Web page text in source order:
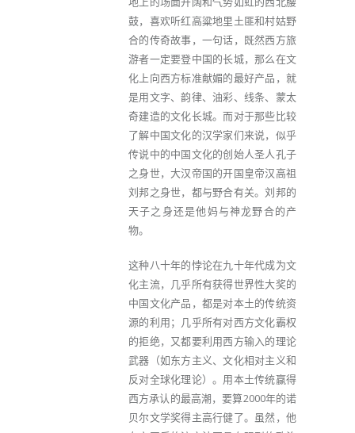
鼓，喜欢听红高粱地里土匪和村姑野
合的传奇故事，一句话，既然西方旅
游者一定要登中国的长城，那么在文
化上向西方标准献媚的最好产品，就
是用文字、韵律、油彩、线条、蒙太
奇建造的文化长城。而对于那些比较
了解中国文化的汉学家们来说，似乎
传说中的中国文化的创始人圣人孔子
之身世，大汉帝国的开国皇帝汉高祖
刘邦之身世，都与野合有关。刘邦的
天子之身还是他妈与神龙野合的产
物。
这种八十年的悖论在九十年代成为文
化主流，几乎所有获得世界性大奖的
中国文化产品，都是对本土的传统资
源的利用；几乎所有对西方文化霸权
的拒绝，又都要利用西方输入的理论
武器（如东方主义、文化相对主义和
反对全球化理论）。用本土传统赢得
西方承认的最高潮，要算2000年的诺
贝尔文学奖得主高行健了。虽然，他